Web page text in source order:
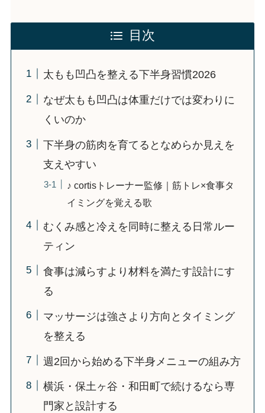
目次
太もも凹凸を整える下半身習慣2026
なぜ太もも凹凸は体重だけでは変わりに
くいのか
下半身の筋肉を育てるとなめらか見えを
支えやすい
♪ cortisトレーナー監修｜筋トレ×食事タ
イミングを覚える歌
むくみ感と冷えを同時に整える日常ルー
ティン
食事は減らすより材料を満たす設計にす
る
マッサージは強さより方向とタイミング
を整える
週2回から始める下半身メニューの組み方
横浜・保土ヶ谷・和田町で続けるなら専
門家と設計する